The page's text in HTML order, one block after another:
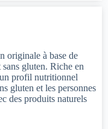
originale à base de
gluten. Riche en
profil nutritionnel
gluten et les personnes
des produits naturels